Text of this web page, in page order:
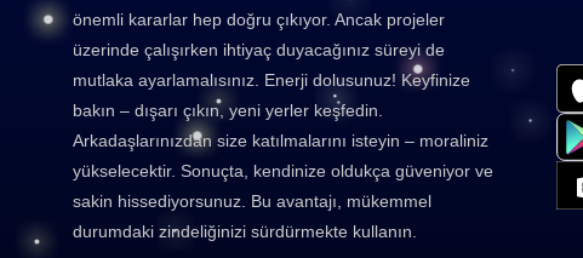
önemli kararlar hep doğru çıkıyor. Ancak projeler
üzerinde çalışırken ihtiyaç duyacağınız süreyi de
mutlaka ayarlamalısınız. Enerji dolusunuz! Keyfinize
bakın – dışarı çıkın, yeni yerler keşfedin.
Arkadaşlarınızdan size katılmalarını isteyin – moraliniz
yükselecektir. Sonuçta, kendinize oldukça güveniyor ve
sakin hissediyorsunuz. Bu avantajı, mükemmel
durumdaki zindeliğinizi sürdürmekte kullanın.